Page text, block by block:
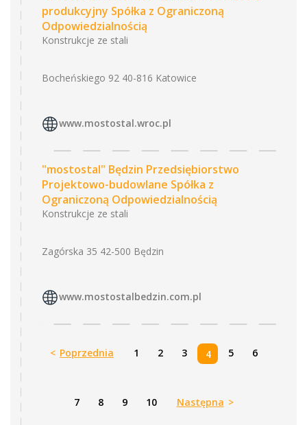
produkcyjny Spółka z Ograniczoną
Odpowiedzialnością
Konstrukcje ze stali
Bocheńskiego 92 40-816 Katowice
www.mostostal.wroc.pl
"mostostal" Będzin Przedsiębiorstwo
Projektowo-budowlane Spółka z
Ograniczoną Odpowiedzialnością
Konstrukcje ze stali
Zagórska 35 42-500 Będzin
www.mostostalbedzin.com.pl
< Poprzednia 1 2 3 4 5 6
7 8 9 10 Następna >